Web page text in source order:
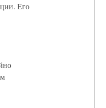
Его